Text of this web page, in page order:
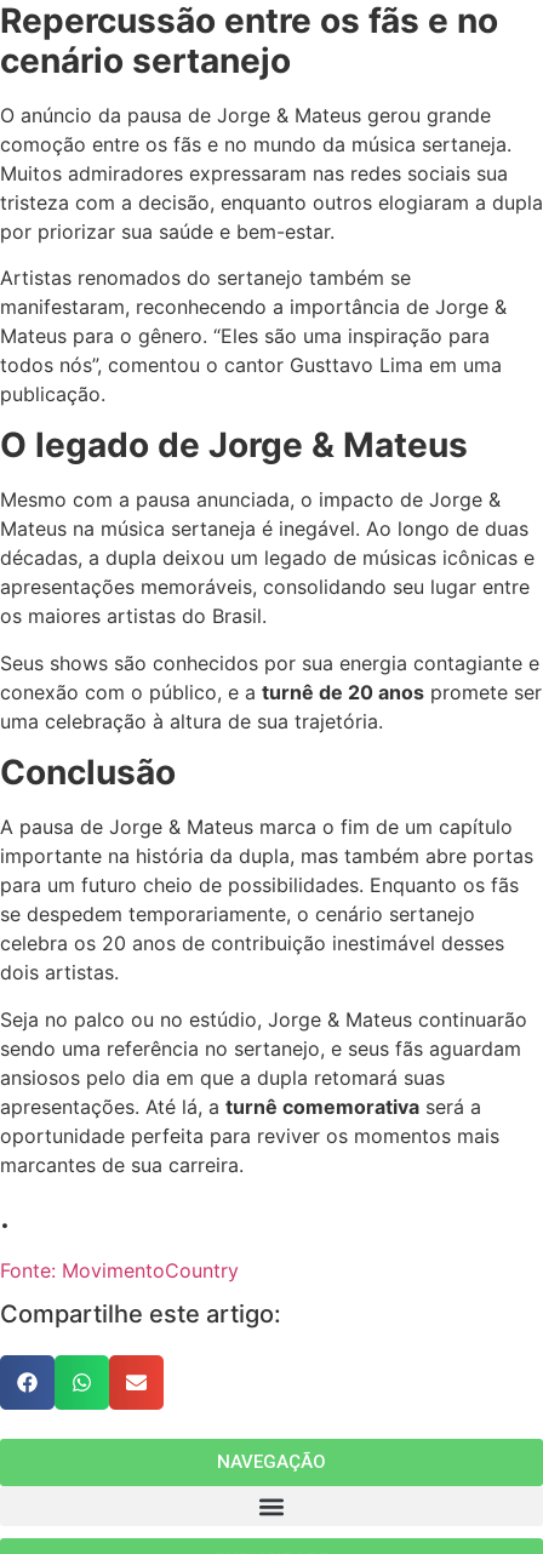
Repercussão entre os fãs e no
cenário sertanejo
O anúncio da pausa de Jorge & Mateus gerou grande
comoção entre os fãs e no mundo da música sertaneja.
Muitos admiradores expressaram nas redes sociais sua
tristeza com a decisão, enquanto outros elogiaram a dupla
por priorizar sua saúde e bem-estar.
Artistas renomados do sertanejo também se
manifestaram, reconhecendo a importância de Jorge &
Mateus para o gênero. “Eles são uma inspiração para
todos nós”, comentou o cantor Gusttavo Lima em uma
publicação.
O legado de Jorge & Mateus
Mesmo com a pausa anunciada, o impacto de Jorge &
Mateus na música sertaneja é inegável. Ao longo de duas
décadas, a dupla deixou um legado de músicas icônicas e
apresentações memoráveis, consolidando seu lugar entre
os maiores artistas do Brasil.
Seus shows são conhecidos por sua energia contagiante e
conexão com o público, e a turnê de 20 anos promete ser
uma celebração à altura de sua trajetória.
Conclusão
A pausa de Jorge & Mateus marca o fim de um capítulo
importante na história da dupla, mas também abre portas
para um futuro cheio de possibilidades. Enquanto os fãs
se despedem temporariamente, o cenário sertanejo
celebra os 20 anos de contribuição inestimável desses
dois artistas.
Seja no palco ou no estúdio, Jorge & Mateus continuarão
sendo uma referência no sertanejo, e seus fãs aguardam
ansiosos pelo dia em que a dupla retomará suas
apresentações. Até lá, a turnê comemorativa será a
oportunidade perfeita para reviver os momentos mais
marcantes de sua carreira.
.
Fonte: MovimentoCountry
Compartilhe este artigo:
NAVEGAÇÃO